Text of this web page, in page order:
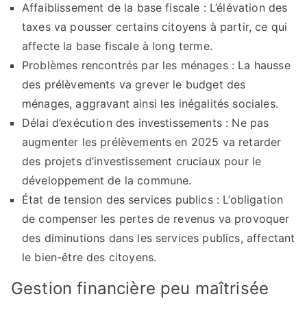
Affaiblissement de la base fiscale : L’élévation des
taxes va pousser certains citoyens à partir, ce qui
affecte la base fiscale à long terme.
Problèmes rencontrés par les ménages : La hausse
des prélèvements va grever le budget des
ménages, aggravant ainsi les inégalités sociales.
Délai d’exécution des investissements : Ne pas
augmenter les prélèvements en 2025 va retarder
des projets d’investissement cruciaux pour le
développement de la commune.
État de tension des services publics : L’obligation
de compenser les pertes de revenus va provoquer
des diminutions dans les services publics, affectant
le bien-être des citoyens.
Gestion financière peu maîtrisée